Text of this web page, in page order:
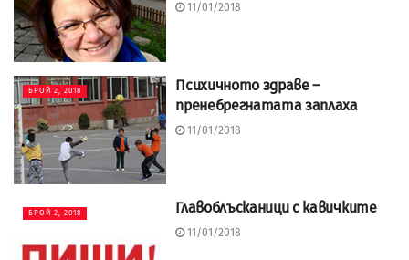
11/01/2018
БРОЙ 2, 2018
Психичното здраве –
пренебрегнатата заплаха
11/01/2018
БРОЙ 2, 2018 Главоблъсканици с кавичките
11/01/2018